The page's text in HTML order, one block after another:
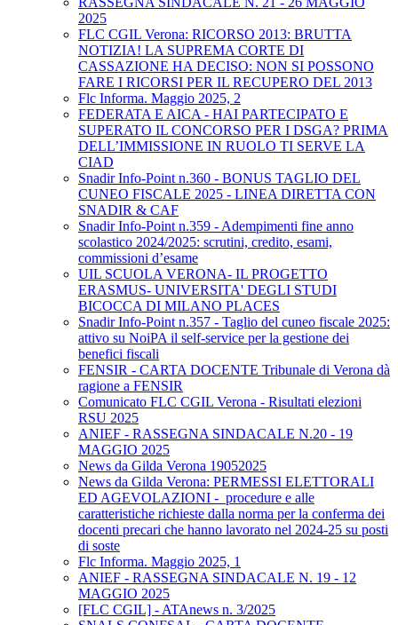
2025
FLC CGIL Verona: RICORSO 2013: BRUTTA
NOTIZIA! LA SUPREMA CORTE DI
CASSAZIONE HA DECISO: NON SI POSSONO
FARE I RICORSI PER IL RECUPERO DEL 2013
Flc Informa. Maggio 2025, 2
FEDERATA E AICA - HAI PARTECIPATO E
SUPERATO IL CONCORSO PER I DSGA? PRIMA
DELL’IMMISSIONE IN RUOLO TI SERVE LA
CIAD
Snadir Info-Point n.360 - BONUS TAGLIO DEL
CUNEO FISCALE 2025 - LINEA DIRETTA CON
SNADIR & CAF
Snadir Info-Point n.359 - Adempimenti fine anno
scolastico 2024/2025: scrutini, credito, esami,
commissioni d’esame
UIL SCUOLA VERONA- IL PROGETTO
ERASMUS- UNIVERSITA' DEGLI STUDI
BICOCCA DI MILANO PLACES
Snadir Info-Point n.357 - Taglio del cuneo fiscale 2025:
attivo su NoiPA il self-service per la gestione dei
benefici fiscali
FENSIR - CARTA DOCENTE Tribunale di Verona dà
ragione a FENSIR
Comunicato FLC CGIL Verona - Risultati elezioni
RSU 2025
ANIEF - RASSEGNA SINDACALE N.20 - 19
MAGGIO 2025
News da Gilda Verona 19052025
News da Gilda Verona: PERMESSI ELETTORALI
ED AGEVOLAZIONI - procedure e alle
caratteristiche richieste dalla norma per la conferma dei
docenti precari che hanno lavorato nel 2024-25 su posti
di soste
Flc Informa. Maggio 2025, 1
ANIEF - RASSEGNA SINDACALE N. 19 - 12
MAGGIO 2025
[FLC CGIL] - ATAnews n. 3/2025